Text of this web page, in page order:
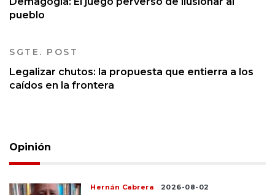
pueblo
SGTE. POST
Legalizar chutos: la propuesta que entierra a los
caídos en la frontera
Opinión
Hernán Cabrera 2026-08-02